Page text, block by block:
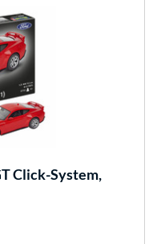
Click-System,